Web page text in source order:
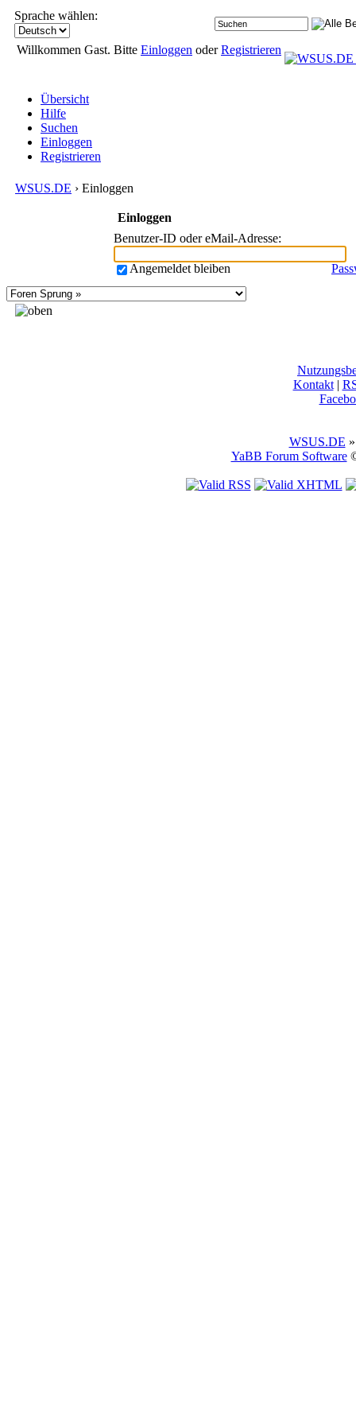
Sprache wählen:
Willkommen Gast. Bitte Einloggen oderRegistrieren
Übersicht
Hilfe
Suchen
Einloggen
Registrieren
WSUS.DE › Einloggen
Einloggen
Benutzer-ID oder eMail-Adresse:
Angemeldet bleiben
Kontakt|
WSUS.DE
YaBB Forum Software©